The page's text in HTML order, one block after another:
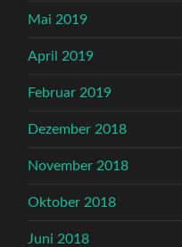
Mai 2019
April 2019
Februar 2019
Dezember 2018
November 2018
Oktober 2018
Juni 2018